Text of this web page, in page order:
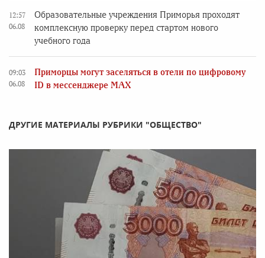
12:57
06.08
Образовательные учреждения Приморья проходят
комплексную проверку перед стартом нового
учебного года
09:03
06.08
Приморцы могут заселяться в отели по цифровому
ID в мессенджере MAX
ДРУГИЕ МАТЕРИАЛЫ РУБРИКИ "ОБЩЕСТВО"